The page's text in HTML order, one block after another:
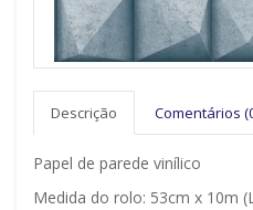
Descrição Comentários
Papel de parede vinílico
Medida do rolo: 53cm x 10m